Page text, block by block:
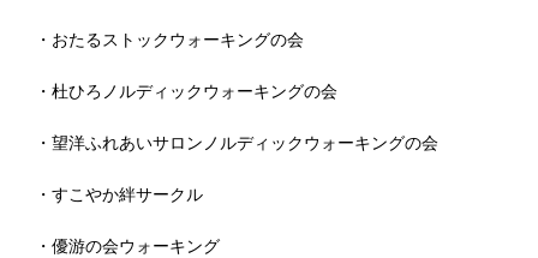
・おたるストックウォーキングの会
・杜ひろノルディックウォーキングの会
・望洋ふれあいサロンノルディックウォーキングの会
・すこやか絆サークル
・優游の会ウォーキング